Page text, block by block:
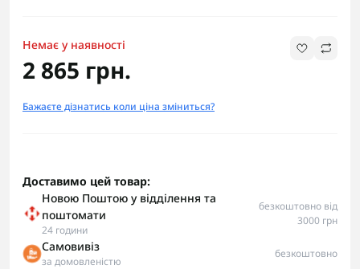
Немає у наявності
2 865 грн.
Бажаєте дізнатись коли ціна зміниться?
Доставимо цей товар:
Новою Поштою у відділення та
поштомати
24 години
безкоштовно від
3000 грн
Самовивіз
за домовленістю
безкоштовно